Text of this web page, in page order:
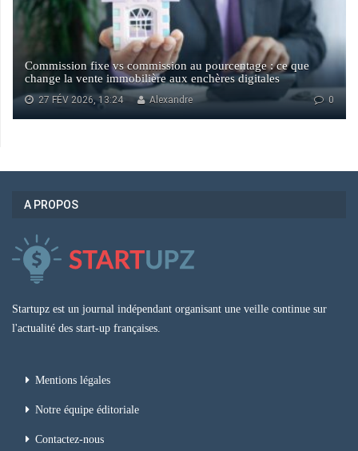
Commission fixe vs commission au pourcentage : ce que
change la vente immobilière aux enchères digitales
27 FÉV 2026, 13:24 0
Alexandre
A PROPOS
Startupz est un journal indépendant organisant une veille continue sur
l'actualité des start-up françaises.
Mentions légales
Notre équipe éditoriale
Contactez-nous